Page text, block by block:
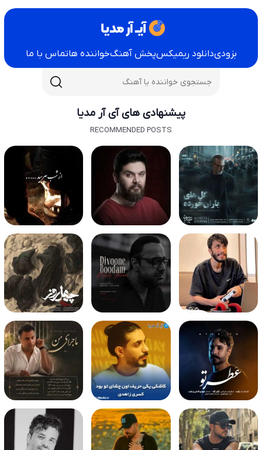
بزودیدانلود ریمیکسپخش آهنگخواننده هاتماس با ما
پیشنهادی های آی آر مدیا
RECOMMENDED POSTS